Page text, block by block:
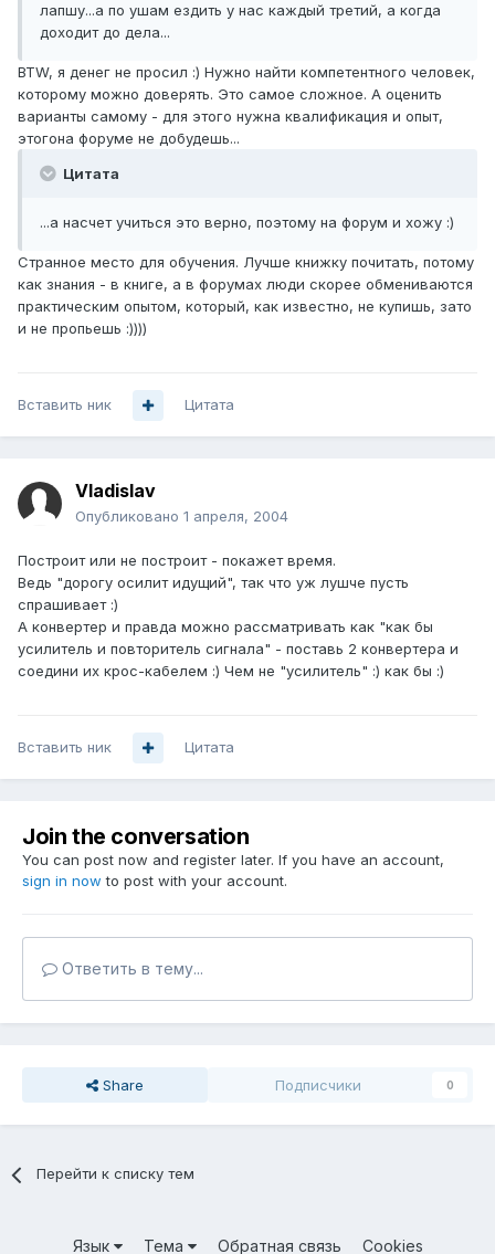
лапшу...а по ушам ездить у нас каждый третий, а когда
доходит до дела...
BTW, я денег не просил :) Нужно найти компетентного человек,
которому можно доверять. Это самое сложное. А оценить
варианты самому - для этого нужна квалификация и опыт,
этогона форуме не добудешь...
Цитата
...а насчет учиться это верно, поэтому на форум и хожу :)
Странное место для обучения. Лучше книжку почитать, потому
как знания - в книге, а в форумах люди скорее обмениваются
практическим опытом, который, как известно, не купишь, зато
и не пропьешь :))))
Вставить ник Цитата
Vladislav
Опубликовано 1 апреля, 2004
Построит или не построит - покажет время.
Ведь "дорогу осилит идущий", так что уж лушче пусть
спрашивает :)
А конвертер и правда можно рассматривать как "как бы
усилитель и повторитель сигнала" - поставь 2 конвертера и
соедини их крос-кабелем :) Чем не "усилитель" :) как бы :)
Вставить ник Цитата
Join the conversation
You can post now and register later. If you have an account,
sign in now to post with your account.
Ответить в тему...
Share Подписчики 0
Перейти к списку тем
Язык Тема Обратная связь Cookies